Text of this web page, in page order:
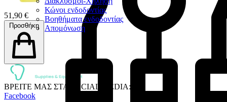
Κώνοι ενδοδοντίας
Βοηθήματα ενδοδοντίας
Απομόνωση
51,90 €
Προσθήκη
ΒΡΕΙΤΕ ΜΑΣ ΣΤΑ SOCIAL MEDIA:
Facebook